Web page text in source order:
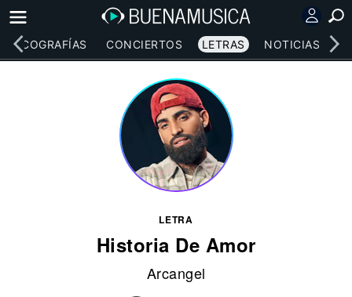
DISCOGRAFÍAS CONCIERTOS LETRAS NOTICIAS
LETRA
Historia De Amor
Arcangel